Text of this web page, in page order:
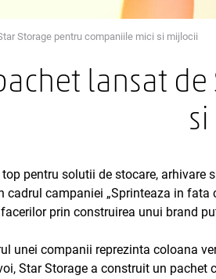
Storage pentru companiile mici si mijlocii
lansat
pentru solutii de stocare,
cadrul campaniei „Sprinteaza in
prin construirea unui brand
unei companii reprezinta coloana
Star Storage a construit un